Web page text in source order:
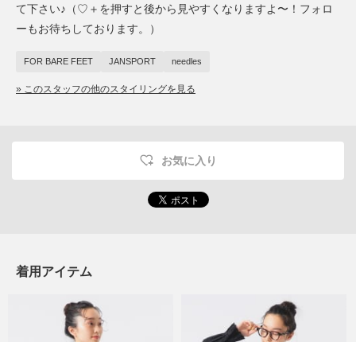
て下さい♪（♡＋を押すと後から見やすくなりますよ〜！フォロ
ーもお待ちしております︎。）
FOR BARE FEET JANSPORT needles
» このスタッフの他のスタイリングを見る
お気に入り
着用アイテム